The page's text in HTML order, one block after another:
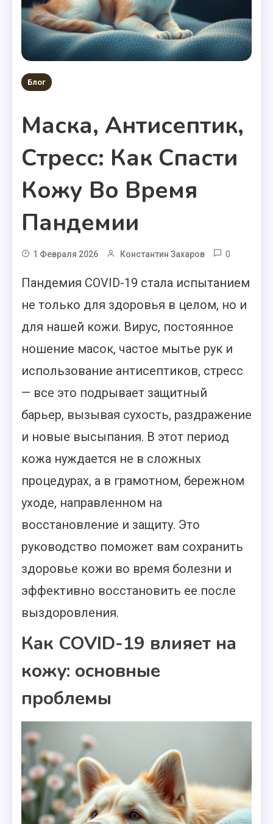
Блог
Маска, Антисептик,
Стресс: Как Спасти
Кожу Во Время
Пандемии
1 Февраля 2026 Константин Захаров 0
Пандемия COVID-19 стала испытанием
не только для здоровья в целом, но и
для нашей кожи. Вирус, постоянное
ношение масок, частое мытье рук и
использование антисептиков, стресс
— все это подрывает защитный
барьер, вызывая сухость, раздражение
и новые высыпания. В этот период
кожа нуждается не в сложных
процедурах, а в грамотном, бережном
уходе, направленном на
восстановление и защиту. Это
руководство поможет вам сохранить
здоровье кожи во время болезни и
эффективно восстановить ее после
выздоровления.
Как COVID-19 влияет на
кожу: основные
проблемы